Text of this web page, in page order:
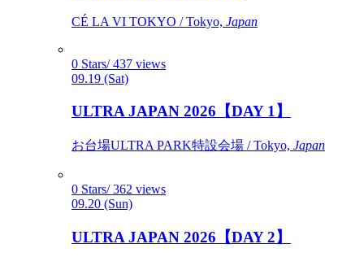
CÉ LA VI TOKYO / Tokyo, Japan
0 Stars/ 437 views
09.19 (Sat)
ULTRA JAPAN 2026【DAY 1】
お台場ULTRA PARK特設会場 / Tokyo, Japan
0 Stars/ 362 views
09.20 (Sun)
ULTRA JAPAN 2026【DAY 2】